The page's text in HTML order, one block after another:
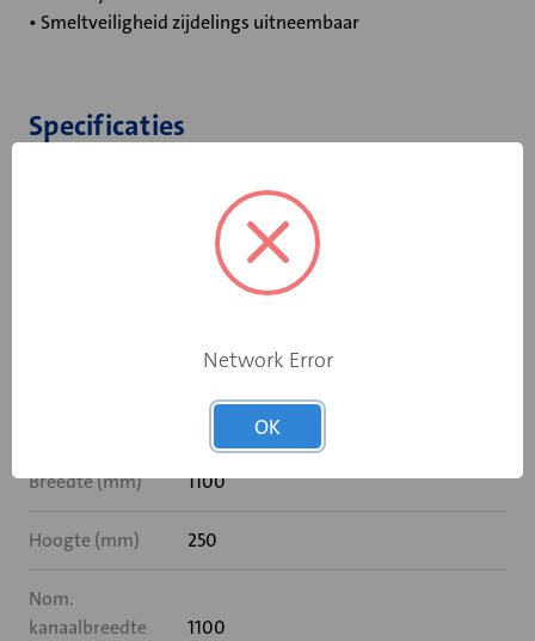
• Smeltveiligheid zijdelings uitneembaar
Specificaties
Elektromotor 24 V
Nee
Breedte (mm) 1100
Hoogte (mm) 250
Nom.
kanaalbreedte
1100
Network Error
OK